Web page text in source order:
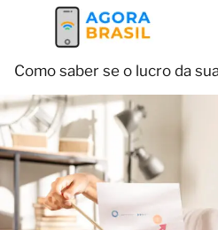
Como saber se o lucro da